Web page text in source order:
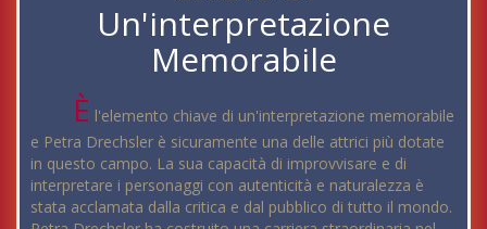
Un'interpretazione
Memorabile
È l'elemento chiave di un'interpretazione memorabile
e Petra Drechsler è sicuramente una delle attrici più dotate
in questo campo. La sua capacità di improvvisare e di
interpretare i personaggi con autenticità e naturalezza è
stata acclamata dalla critica e dal pubblico di tutto il mondo.